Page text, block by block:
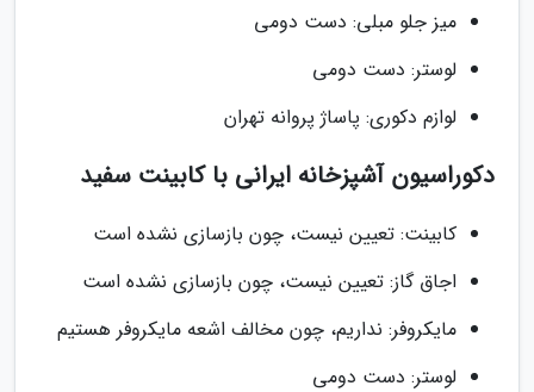
میز جلو مبلی: دست دومى
لوستر: دست دومى
لوازم دکوری: پاساژ پروانه تهران
دکوراسیون آشپزخانه ایرانی با کابینت سفید
کابینت: تعیین نیست، چون بازسازى نشده است
اجاق گاز: تعیین نیست، چون بازسازى نشده است
مایکروفر: نداریم، چون مخالف اشعه مایکروفر هستیم
لوستر: دست دومى